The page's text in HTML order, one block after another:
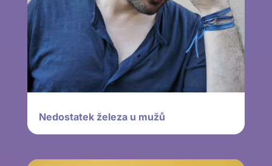
Nedostatek železa u mužů